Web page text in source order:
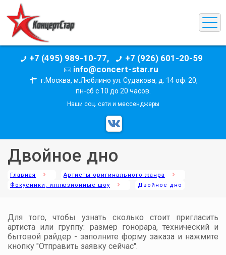
+7 (495) 989-10-77,
+7 (926) 601-20-59
info@concert-star.ru
г.Москва, м.Люблино ул. Судакова, д. 14 оф. 20,
пн-сб с 10 до 20 часов.
Наши соц. сети и мессенджеры
Двойное дно
Главная
Артисты оригинального жанра
Фокусники, иллюзионные шоу
Двойное дно
Для того, чтобы узнать сколько стоит пригласить
артиста или группу: размер гонорара, технический и
бытовой райдер - заполните форму заказа и нажмите
кнопку "Отправить заявку сейчас".